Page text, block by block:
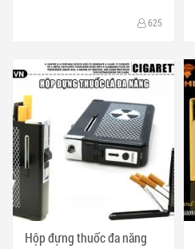
625
Hộp đựng thuốc đa năng